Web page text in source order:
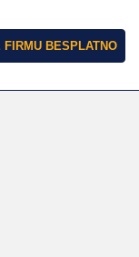
FIRMU BESPLATNO